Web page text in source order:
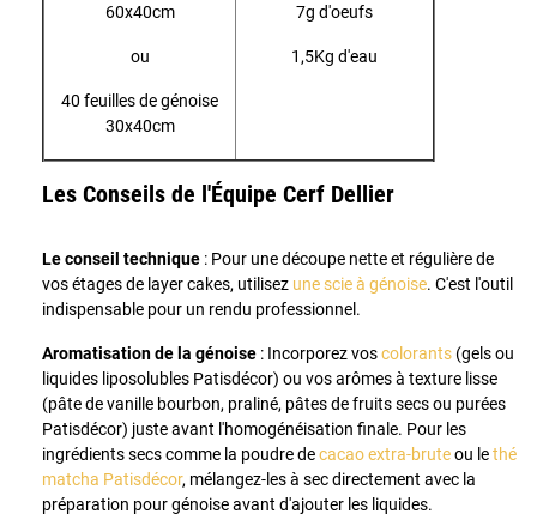
60x40cm
ou
40 feuilles de génoise
30x40cm
7g d'oeufs
1,5Kg d'eau
Les Conseils de l'Équipe Cerf Dellier
Le conseil technique : Pour une découpe nette et régulière de
vos étages de layer cakes, utilisez une scie à génoise. C'est l'outil
indispensable pour un rendu professionnel.
Aromatisation de la génoise : Incorporez voscolorants (gels ou
liquides liposolubles Patisdécor) ou vos arômes à texture lisse
(pâte de vanille bourbon, praliné, pâtes de fruits secs ou purées
Patisdécor) juste avant l'homogénéisation finale. Pour les
ingrédients secs comme la poudre decacao extra-bruteou lethé
matcha Patisdécor, mélangez-les à sec directement avec la
préparation pour génoise avant d'ajouter les liquides.